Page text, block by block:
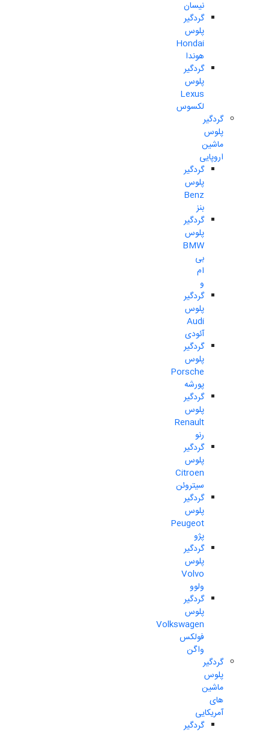
نیسان
گردگیر
پلوس
Hondai
هوندا
گردگیر
پلوس
Lexus
لکسوس
گردگیر
پلوس
ماشین
اروپایی
گردگیر
پلوس
Benz
بنز
گردگیر
پلوس
BMW
بی
ام
و
گردگیر
پلوس
Audi
آئودی
گردگیر
پلوس
Porsche
پورشه
گردگیر
پلوس
Renault
رنو
گردگیر
پلوس
Citroen
سیتروئن
گردگیر
پلوس
Peugeot
پژو
گردگیر
پلوس
Volvo
ولوو
گردگیر
پلوس
Volkswagen
فولکس
واگن
گردگیر
پلوس
ماشین
های
آمریکایی
گردگیر